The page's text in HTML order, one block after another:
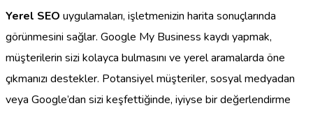
Yerel SEO uygulamaları, işletmenizin harita sonuçlarında
görünmesini sağlar. Google My Business kaydı yapmak,
müşterilerin sizi kolayca bulmasını ve yerel aramalarda öne
çıkmanızı destekler. Potansiyel müşteriler, sosyal medyadan
veya Google’dan sizi keşfettiğinde, iyiyse bir değerlendirme